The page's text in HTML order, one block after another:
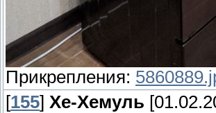
Прикрепления:
[155] Хе-Хемуль